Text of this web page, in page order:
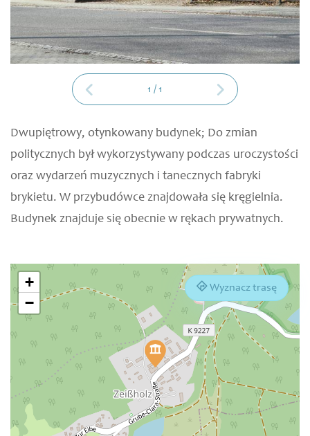
1 /1
Dwupiętrowy, otynkowany budynek; Do zmian
politycznych był wykorzystywany podczas uroczystości
oraz wydarzeń muzycznych i tanecznych fabryki
brykietu. W przybudówce znajdowała się kręgielnia.
Budynek znajduje się obecnie w rękach prywatnych.
Wyznacz trasę
+
−